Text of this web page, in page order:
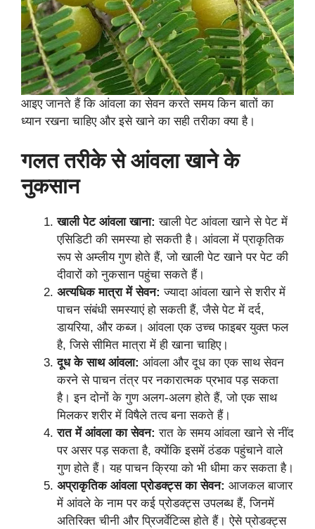
आइए जानते हैं कि आंवला का सेवन करते समय किन बातों का
ध्यान रखना चाहिए और इसे खाने का सही तरीका क्या है।
गलत तरीके से आंवला खाने के
नुकसान
खाली पेट आंवला खाना: खाली पेट आंवला खाने से पेट में
एसिडिटी की समस्या हो सकती है। आंवला में प्राकृतिक
रूप से अम्लीय गुण होते हैं, जो खाली पेट खाने पर पेट की
दीवारों को नुकसान पहुंचा सकते हैं।
अत्यधिक मात्रा में सेवन:ज्यादा आंवला खाने से शरीर में
पाचन संबंधी समस्याएं हो सकती हैं, जैसे पेट में दर्द,
डायरिया, और कब्ज। आंवला एक उच्च फाइबर युक्त फल
है, जिसे सीमित मात्रा में ही खाना चाहिए।
दूध के साथ आंवला: आंवला और दूध का एक साथ सेवन
करने से पाचन तंत्र पर नकारात्मक प्रभाव पड़ सकता
है। इन दोनों के गुण अलग-अलग होते हैं, जो एक साथ
मिलकर शरीर में विषैले तत्व बना सकते हैं।
रात में आंवला का सेवन: रात के समय आंवला खाने से नींद
पर असर पड़ सकता है, क्योंकि इसमें ठंडक पहुंचाने वाले
गुण होते हैं। यह पाचन क्रिया को भी धीमा कर सकता है।
अप्राकृतिक आंवला प्रोडक्ट्स का सेवन: आजकल बाजार
में आंवले के नाम पर कई प्रोडक्ट्स उपलब्ध हैं, जिनमें
अतिरिक्त चीनी और प्रिजर्वेटिव्स होते हैं। ऐसे प्रोडक्ट्स